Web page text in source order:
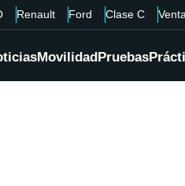
Renault Ford Clase C
MovilidadPruebas